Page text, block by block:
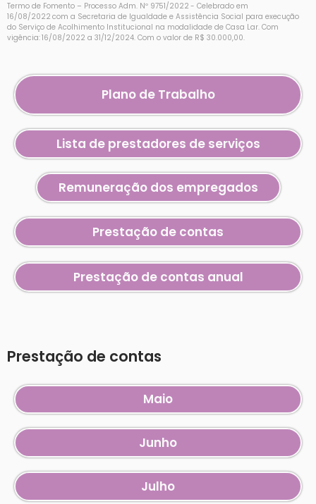
Termo de Fomento – Processo Adm. Nº 9751/2022 - Celebrado em
16/08/2022 com a Secretaria de Igualdade e Assistência Social para execução
do Serviço de Acolhimento Institucional na modalidade de Casa Lar. Com
vigência: 16/08/2022 a 31/12/2024. Com o valor de R$ 30.000,00.
Plano de Trabalho
Lista de prestadores de serviços
Remuneração dos empregados
Prestação de contas
Prestação de contas anual
Prestação de contas
Maio
Junho
Julho